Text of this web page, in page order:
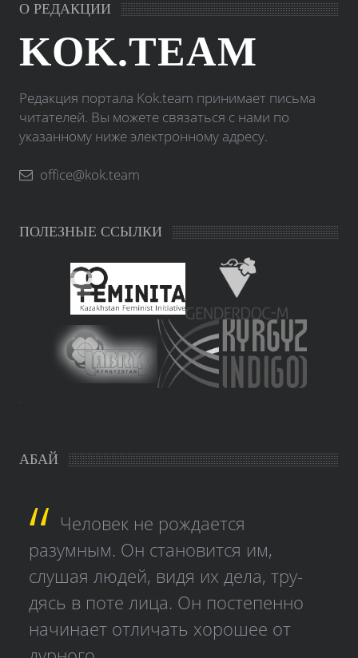
О РЕДАКЦИИ
KOK.TEAM
Редакция портала Kok.team принимает письма
читателей. Вы можете связаться с нами по
указанному ниже электронному адресу.
office@kok.team
ПОЛЕЗНЫЕ ССЫЛКИ
АБАЙ
Человек не рождается
разумным. Он становится им,
слушая людей, видя их дела, тру­
дясь в поте лица. Он постепенно
начинает отличать хорошее от